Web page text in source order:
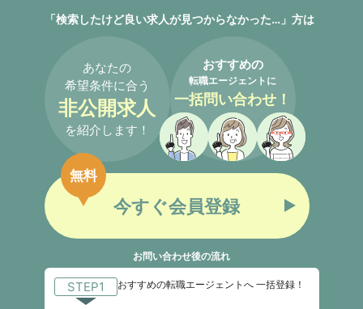
「検索したけど良い求人が見つからなかった…」方は
あなたの
希望条件に合う
非公開求人
を紹介します！
おすすめの
転職エージェントに
一括問い合わせ！
今すぐ会員登録
無料
お問い合わせ後の流れ
STEP1 おすすめの転職エージェントへ 一括登録！